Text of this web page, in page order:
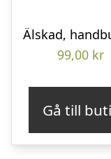
Älskad,
99,00 kr
Gå till